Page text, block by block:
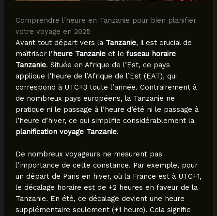
Comprendre l’heure en Tanzanie pour bien planifier
votre voyage en 2025
Avant tout départ vers la Tanzanie, il est crucial de
maîtriser l’heure Tanzanieet le fuseau horaire
Tanzanie. Située en Afrique de l’Est, ce pays
applique l’heure de l’Afrique de l’Est (EAT), qui
correspond à UTC+3 toute l’année. Contrairement à
de nombreux pays européens, la Tanzanie ne
pratique ni le passage à l’heure d’été ni le passage à
l’heure d’hiver, ce qui simplifie considérablement la
planification voyage Tanzanie.
De nombreux voyageurs ne mesurent pas
l’importance de cette constance. Par exemple, pour
un départ de Paris en hiver, où la France est à UTC+1,
le décalage horaire est de +2 heures en faveur de la
Tanzanie. En été, ce décalage devient une heure
supplémentaire seulement (+1 heure). Cela signifie